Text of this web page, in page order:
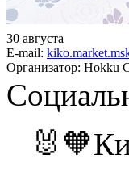
30 августа
E-mail:
Организатор: Hokku